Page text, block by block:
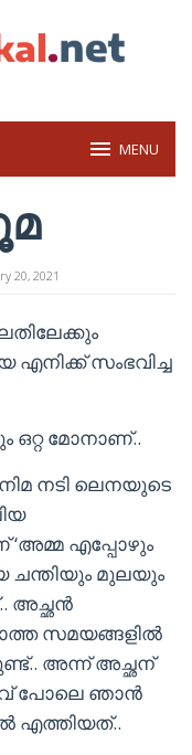
MENU
20, 2021
എനിക്ക് സംഭവിച്ച
മോനാണ്..
നടി ലെനയുടെ
‘അമ്മ എപ്പോഴും
ചന്തിയും മുലയും
അച്ഛൻ
സമയങ്ങളിൽ
അന്ന് അച്ഛന്
പോലെ ഞാൻ
എത്തിയത്..